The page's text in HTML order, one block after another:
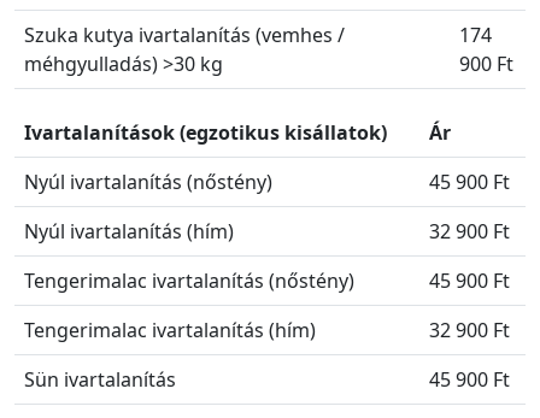
Szuka kutya ivartalanítás (vemhes /
méhgyulladás) >30 kg
174
900 Ft
Ivartalanítások (egzotikus kisállatok)
Ár
Nyúl ivartalanítás (nőstény)
45 900 Ft
Nyúl ivartalanítás (hím)
32 900 Ft
Tengerimalac ivartalanítás (nőstény)
45 900 Ft
Tengerimalac ivartalanítás (hím)
32 900 Ft
Sün ivartalanítás
45 900 Ft